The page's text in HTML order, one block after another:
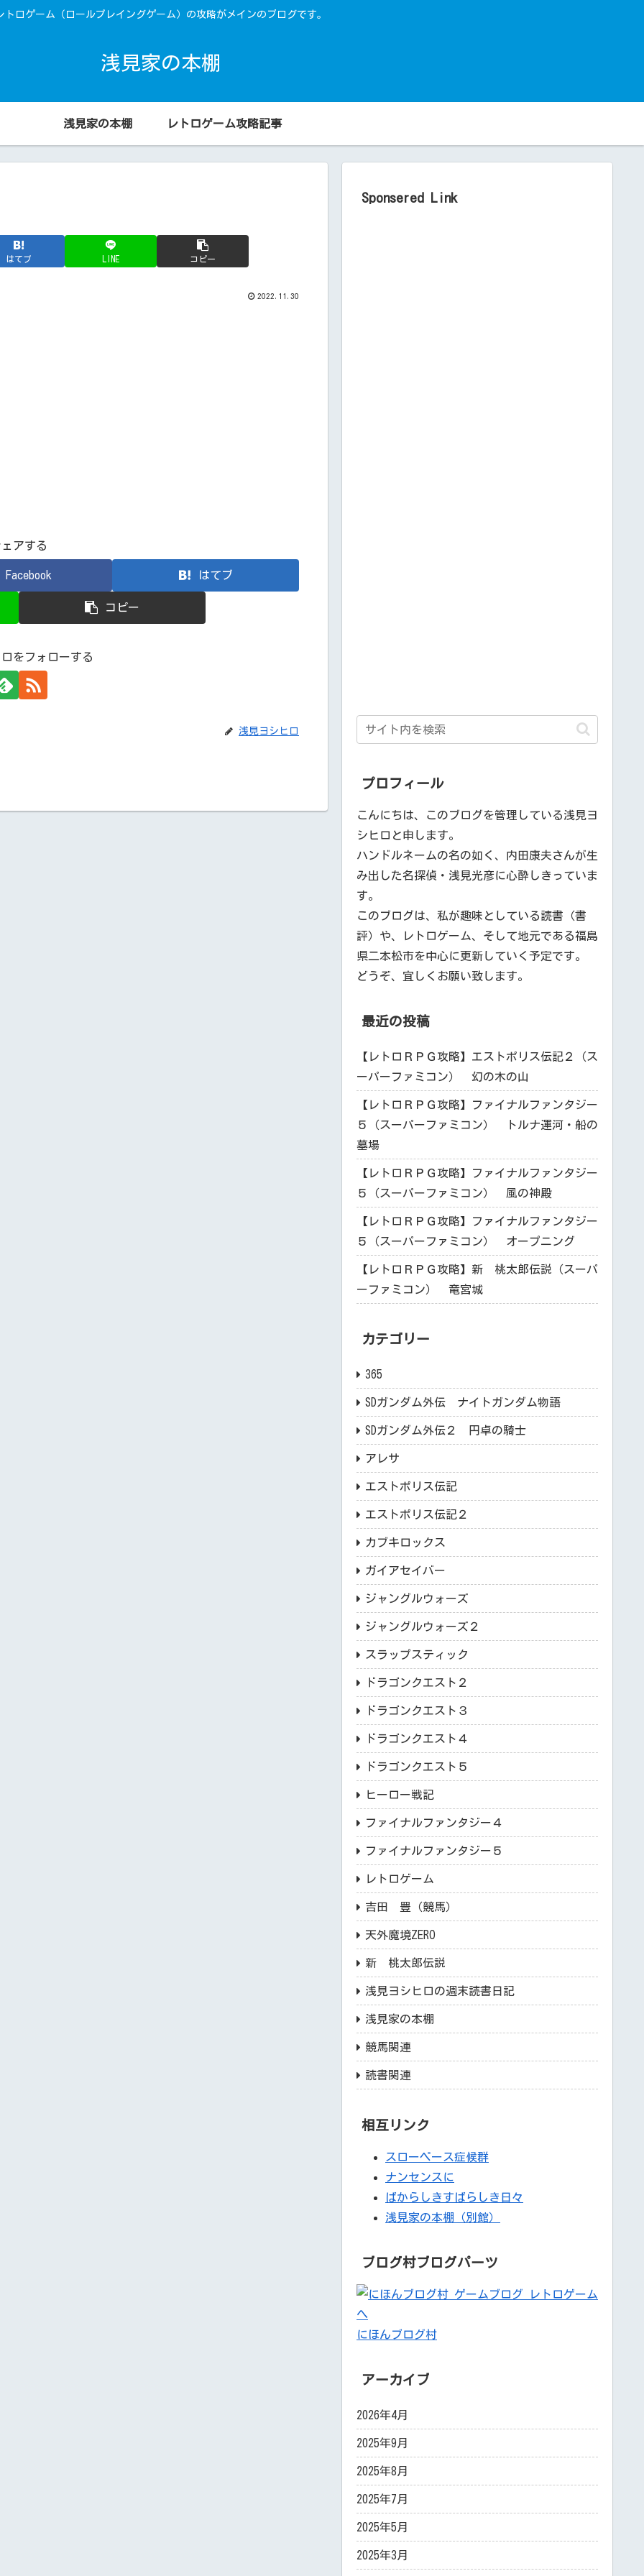
トロゲーム（ロールプレイングゲーム）の攻略がメインのブログです。
浅見家の本棚
浅見家の本棚 レトロゲーム攻略記事
はてブ LINE コピー
2022.11.30
ェアする
Facebook はてブ
コピー
をフォローする
浅見ヨシヒロ
Sponsered Link
プロフィール
こんにちは、このブログを管理している浅見ヨ
シヒロと申します。
ハンドルネームの名の如く、内田康夫さんが生
み出した名探偵・浅見光彦に心酔しきっていま
す。
このブログは、私が趣味としている読書（書
評）や、レトロゲーム、そして地元である福島
県二本松市を中心に更新していく予定です。
どうぞ、宜しくお願い致します。
最近の投稿
【レトロＲＰＧ攻略】エストポリス伝記２（ス
ーパーファミコン） 幻の木の山
【レトロＲＰＧ攻略】ファイナルファンタジー
５（スーパーファミコン） トルナ運河・船の
墓場
【レトロＲＰＧ攻略】ファイナルファンタジー
５（スーパーファミコン） 風の神殿
【レトロＲＰＧ攻略】ファイナルファンタジー
５（スーパーファミコン） オープニング
【レトロＲＰＧ攻略】新 桃太郎伝説（スーパ
ーファミコン） 竜宮城
カテゴリー
365
SDガンダム外伝 ナイトガンダム物語
SDガンダム外伝２ 円卓の騎士
アレサ
エストポリス伝記
エストポリス伝記２
カブキロックス
ガイアセイバー
ジャングルウォーズ
ジャングルウォーズ２
スラップスティック
ドラゴンクエスト２
ドラゴンクエスト３
ドラゴンクエスト４
ドラゴンクエスト５
ヒーロー戦記
ファイナルファンタジー４
ファイナルファンタジー５
レトロゲーム
吉田 豊（競馬）
天外魔境ZERO
新 桃太郎伝説
浅見ヨシヒロの週末読書日記
浅見家の本棚
競馬関連
読書関連
相互リンク
スローペース症候群
ナンセンスに
ばからしきすばらしき日々
浅見家の本棚（別館）
ブログ村ブログパーツ
にほんブログ村
アーカイブ
2026年4月
2025年9月
2025年8月
2025年7月
2025年5月
2025年3月